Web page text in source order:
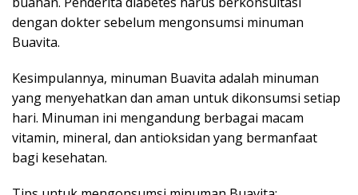
dengan dokter sebelum mengonsumsi minuman
Buavita.
Kesimpulannya, minuman Buavita adalah minuman
yang menyehatkan dan aman untuk dikonsumsi setiap
hari. Minuman ini mengandung berbagai macam
vitamin, mineral, dan antioksidan yang bermanfaat
bagi kesehatan.